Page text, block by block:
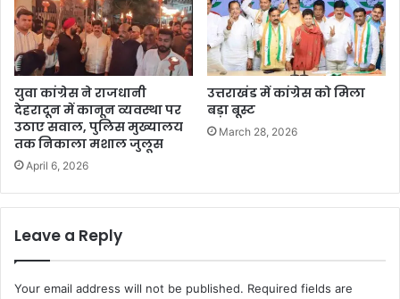
युवा कांग्रेस ने राजधानी
देहरादून में कानून व्यवस्था पर
उठाए सवाल, पुलिस मुख्यालय
तक निकाला मशाल जुलूस
April 6, 2026
उत्तराखंड में कांग्रेस को मिला
बड़ा बूस्ट
March 28, 2026
Leave a Reply
Your email address will not be published. Required fields are